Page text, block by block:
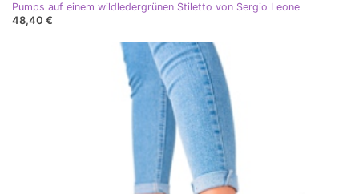
Pumps auf einem wildledergrünen Stiletto von Sergio Leone
48,40 €